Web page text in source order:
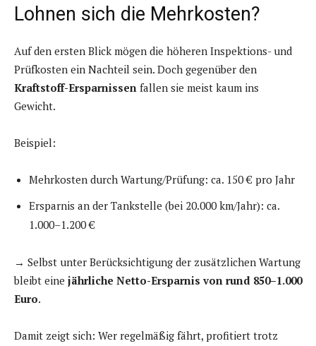
Lohnen sich die Mehrkosten?
Auf den ersten Blick mögen die höheren Inspektions- und
Prüfkosten ein Nachteil sein. Doch gegenüber den
Kraftstoff-Ersparnissen fallen sie meist kaum ins
Gewicht.
Beispiel:
Mehrkosten durch Wartung/Prüfung: ca. 150 € pro Jahr
Ersparnis an der Tankstelle (bei 20.000 km/Jahr): ca.
1.000–1.200 €
→ Selbst unter Berücksichtigung der zusätzlichen Wartung
bleibt eine jährliche Netto-Ersparnis von rund 850–1.000
Euro.
Damit zeigt sich: Wer regelmäßig fährt, profitiert trotz